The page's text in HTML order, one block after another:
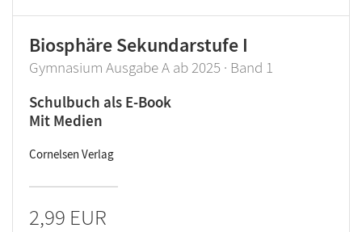
Biosphäre Sekundarstufe I
Gymnasium Ausgabe A ab 2025 · Band 1
Schulbuch als E-Book
Mit Medien
Cornelsen Verlag
2,99 EUR